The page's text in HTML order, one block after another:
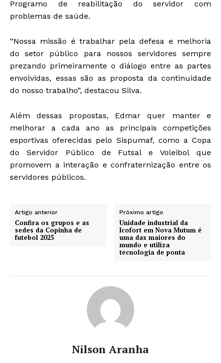
Programo de reabilitação do servidor com
problemas de saúde.
“Nossa missão é trabalhar pela defesa e melhoria
do setor público para nossos servidores sempre
prezando primeiramente o diálogo entre as partes
envolvidas, essas são as proposta da continuidade
do nosso trabalho”, destacou Silva.
Além dessas propostas, Edmar quer manter e
melhorar a cada ano as principais competições
esportivas oferecidas pelo Sispumaf, como a Copa
do Servidor Público de Futsal e Voleibol que
promovem a interação e confraternização entre os
servidores públicos.
Artigo anterior
Confira os grupos e as
sedes da Copinha de
futebol 2025
Próximo artigo
Unidade industrial da
Icofort em Nova Mutum é
uma das maiores do
mundo e utiliza
tecnologia de ponta
Nilson Aranha